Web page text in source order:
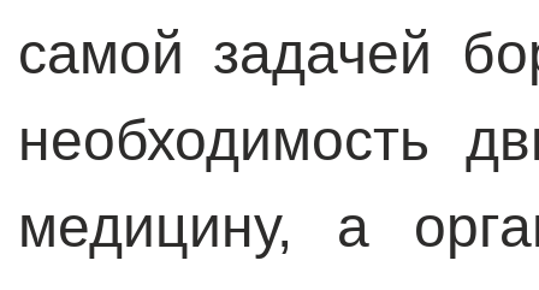
самой задачей
необходимость
медицину, а